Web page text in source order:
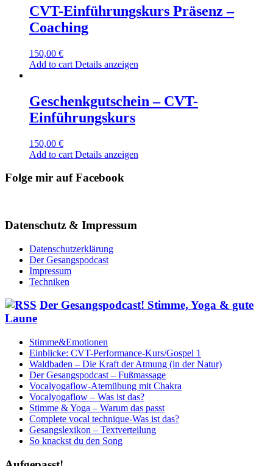
CVT-Einführungskurs Präsenz –
Coaching
150,00 €
Add to cart Details anzeigen
Geschenkgutschein – CVT-
Einführungskurs
150,00 €
Add to cart Details anzeigen
Folge mir auf Facebook
Datenschutz & Impressum
Datenschutzerklärung
Der Gesangspodcast
Impressum
Techniken
Der Gesangspodcast! Stimme, Yoga & gute
Laune
Stimme&Emotionen
Einblicke: CVT-Performance-Kurs/Gospel 1
Waldbaden – Die Kraft der Atmung (in der Natur)
Der Gesangspodcast – Fußmassage
Vocalyogaflow-Atemübung mit Chakra
Vocalyogaflow – Was ist das?
Stimme & Yoga – Warum das passt
Complete vocal technique-Was ist das?
Gesangslexikon – Textverteilung
So knackst du den Song